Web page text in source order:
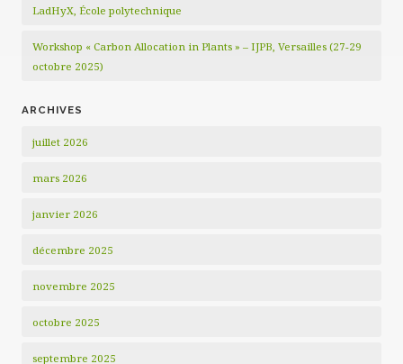
LadHyX, École polytechnique
Workshop « Carbon Allocation in Plants » – IJPB, Versailles (27-29
octobre 2025)
ARCHIVES
juillet 2026
mars 2026
janvier 2026
décembre 2025
novembre 2025
octobre 2025
septembre 2025